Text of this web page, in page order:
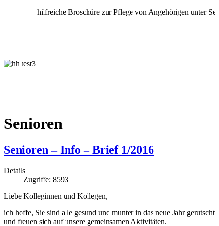
hilfreiche Broschüre zur Pflege von Angehörigen unter
Senioren
Senioren – Info – Brief 1/2016
Details
Zugriffe: 8593
Liebe Kolleginnen und Kollegen,
ich hoffe, Sie sind alle gesund und munter in das neue Jahr gerutscht
und freuen sich auf unsere gemeinsamen Aktivitäten.